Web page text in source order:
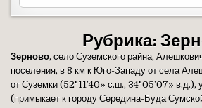
Рубрика:
Зерново, село Суземского райна,
поселения, в 8 км к Юго-Западу от села
от Суземки (52°11’40» с.ш., 34°05’07» в.д.),
(примыкает к городу Середина-Буда